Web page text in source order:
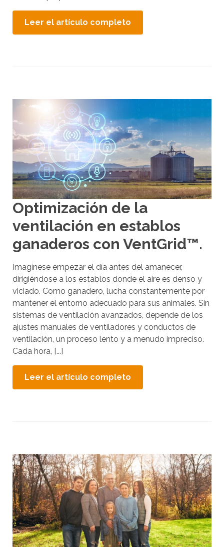
Leer el artículo completo
Optimización de la
ventilación en establos
ganaderos con VentGrid™.
Imagínese empezar el día antes del amanecer,
dirigiéndose a los establos donde el aire es denso y
viciado. Como ganadero, lucha constantemente por
mantener el entorno adecuado para sus animales. Sin
sistemas de ventilación avanzados, depende de los
ajustes manuales de ventiladores y conductos de
ventilación, un proceso lento y a menudo impreciso.
Cada hora, [...]
Leer el artículo completo